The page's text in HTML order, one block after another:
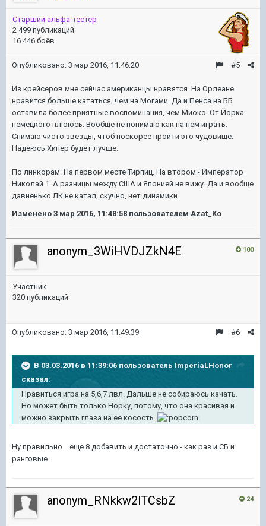
Старший альфа-тестер
2 499 публикаций
16 446 боёв
#5
Опубликовано: 3 мар 2016, 11:46:20
Из крейсеров мне сейчас американцы нравятся. На Орлеане
нравится больше кататься, чем на Могами. Да и Пенса на ББ
оставила более приятные воспоминания, чем Миоко. От Йорка
немецкого плююсь. Вообще не понимаю как на нем играть.
Снимаю чисто звезды, чтоб поскорее пройти это чудовище.
Надеюсь Хипер будет лучше.
По линкорам. На первом месте Тирпиц. На втором - Император
Николай 1. А разницы между США и Японией не вижу. Да и вообще
давненько ЛК не катал, скучно, нет динамики.
Изменено 3 мар 2016, 11:48:58 пользователем Azat_Ko
100
anonym_3WiHVDJZkN4E
Участник
320 публикаций
#6
Опубликовано: 3 мар 2016, 11:49:39
В 03.03.2016 в 11:39:06 пользователь ImperiaLHonor
сказал:
Нравиться игра на 5,6,7 лвл. Дальше не собираюсь качать.
Но может быть только Норку, потому, что она красивая и
можно закрыть глаза на ее косость.
Ну правильно... еще 8 добавить и достаточно - как раз и СБ и
ранговые.
24
anonym_RNkkw2lTCsbZ